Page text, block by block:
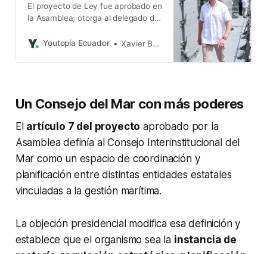
El proyecto de Ley fue aprobado en
la Asamblea; otorga al delegado de
dirimente en el nuevo Consejo
Youtopía Ecuador Xavier Basantes
Un Consejo del Mar con más poderes
El artículo 7 del proyecto aprobado por la
Asamblea definía al Consejo Interinstitucional del
Mar como un espacio de coordinación y
planificación entre distintas entidades estatales
vinculadas a la gestión marítima.
La objeción presidencial modifica esa definición y
establece que el organismo sea la instancia de